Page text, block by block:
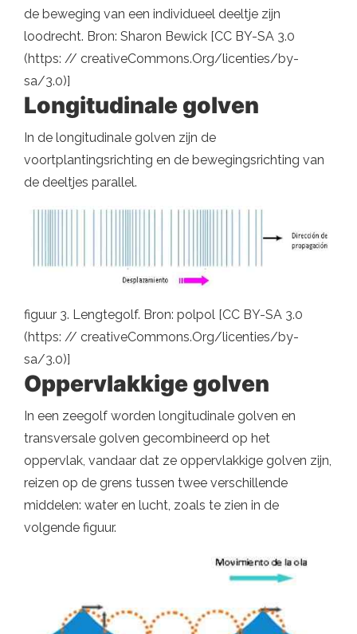
de beweging van een individueel deeltje zijn
loodrecht. Bron: Sharon Bewick [CC BY-SA 3.0
(https: // creativeCommons.Org/licenties/by-
sa/3.0)]
Longitudinale golven
In de longitudinale golven zijn de
voortplantingsrichting en de bewegingsrichting van
de deeltjes parallel.
figuur 3. Lengtegolf. Bron: polpol [CC BY-SA 3.0
(https: // creativeCommons.Org/licenties/by-
sa/3.0)]
Oppervlakkige golven
In een zeegolf worden longitudinale golven en
transversale golven gecombineerd op het
oppervlak, vandaar dat ze oppervlakkige golven zijn,
reizen op de grens tussen twee verschillende
middelen: water en lucht, zoals te zien in de
volgende figuur.